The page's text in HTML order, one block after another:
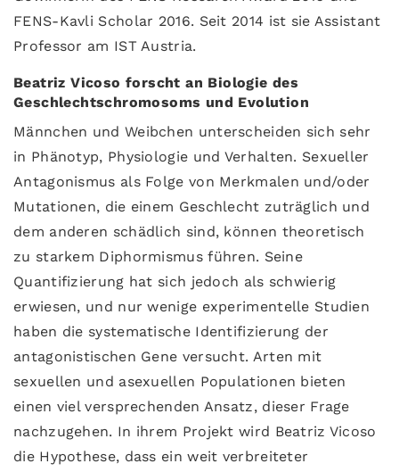
FENS-Kavli Scholar 2016. Seit 2014 ist sie Assistant
Professor am IST Austria.
Beatriz Vicoso forscht an Biologie des
Geschlechtschromosoms und Evolution
Männchen und Weibchen unterscheiden sich sehr
in Phänotyp, Physiologie und Verhalten. Sexueller
Antagonismus als Folge von Merkmalen und/oder
Mutationen, die einem Geschlecht zuträglich und
dem anderen schädlich sind, können theoretisch
zu starkem Diphormismus führen. Seine
Quantifizierung hat sich jedoch als schwierig
erwiesen, und nur wenige experimentelle Studien
haben die systematische Identifizierung der
antagonistischen Gene versucht. Arten mit
sexuellen und asexuellen Populationen bieten
einen viel versprechenden Ansatz, dieser Frage
nachzugehen. In ihrem Projekt wird Beatriz Vicoso
die Hypothese, dass ein weit verbreiteter